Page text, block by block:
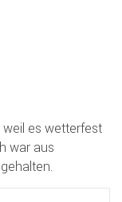
es wetterfest
war aus